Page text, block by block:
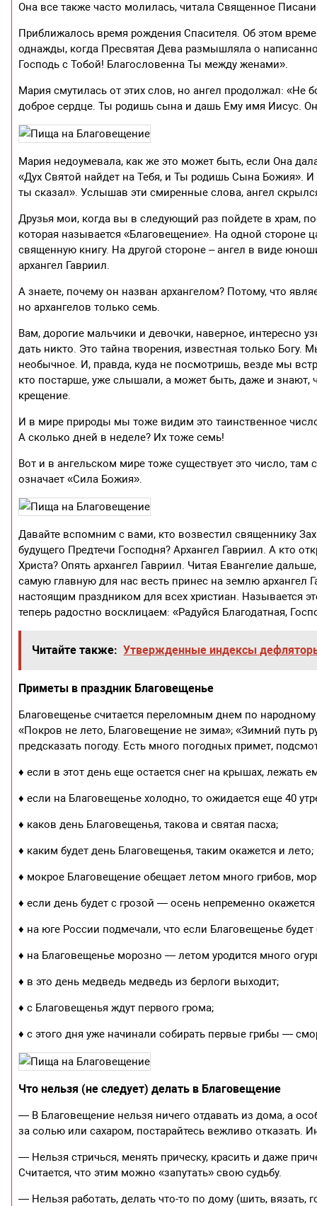
Она все также часто молилась, читала Священное
Приближалось время рождения Спасителя. Об этом
однажды, когда Пресвятая Дева размышляла о
Господь с Тобой! Благословенна Ты между женами».
Мария смутилась от этих слов, но ангел продолжал: «Не
доброе сердце. Ты родишь сына и дашь Ему имя Иисус.
Мария недоумевала, как же это может быть, если Она
«Дух Святой найдет на Тебя, и Ты родишь Сына Божия». И
ты сказал». Услышав эти смиренные слова, ангел
Друзья мои, когда вы в следующий раз пойдете в храм,
которая называется «Благовещение». На одной стороне
священную книгу. На другой стороне – ангел в виде
архангел Гавриил.
А знаете, почему он назван архангелом? Потому, что
но архангелов только семь.
Вам, дорогие мальчики и девочки, наверное, интересно
дать никто. Это тайна творения, известная только
необычное. И, правда, куда не посмотришь, везде мы
кто постарше, уже слышали, а может быть, даже и знают,
крещение.
И в мире природы мы тоже видим это таинственное
А сколько дней в неделе? Их тоже семь!
Вот и в ангельском мире тоже существует это число,
означает «Сила Божия».
Давайте вспомним с вами, кто возвестил священнику
будущего Предтечи Господня? Архангел Гавриил. А кто
Христа? Опять архангел Гавриил. Читая Евангелие
самую главную для нас весть принес на землю архангел
настоящим праздником для всех христиан. Называется
теперь радостно восклицаем: «Радуйся Благодатная,
Читайте также: Утвержденные индексы
Приметы в праздник Благовещенье
Благовещенье считается переломным днем по
«Покров не лето, Благовещение не зима»; «Зимний
предсказать погоду. Есть много погодных примет,
♦ если в этот день еще остается снег на крышах, лежать
♦ если на Благовещенье холодно, то ожидается еще 40
♦ каков день Благовещенья, такова и святая пасха;
♦ каким будет день Благовещенья, таким окажется и лето;
♦ мокрое Благовещение обещает летом много грибов,
♦ если день будет с грозой — осень непременно окажется
♦ на юге России подмечали, что если Благовещенье будет
♦ на Благовещенье морозно — летом уродится много
♦ в это день медведь медведь из берлоги выходит;
♦ с Благовещенья ждут первого грома;
♦ с этого дня уже начинали собирать первые грибы —
Что нельзя (не следует) делать в Благовещение
— В Благовещение нельзя ничего отдавать из дома, а
за солью или сахаром, постарайтесь вежливо отказать.
— Нельзя стричься, менять прическу, красить и даже
Считается, что этим можно «запутать» свою судьбу.
— Нельзя работать, делать что-то по дому (шить, вязать,